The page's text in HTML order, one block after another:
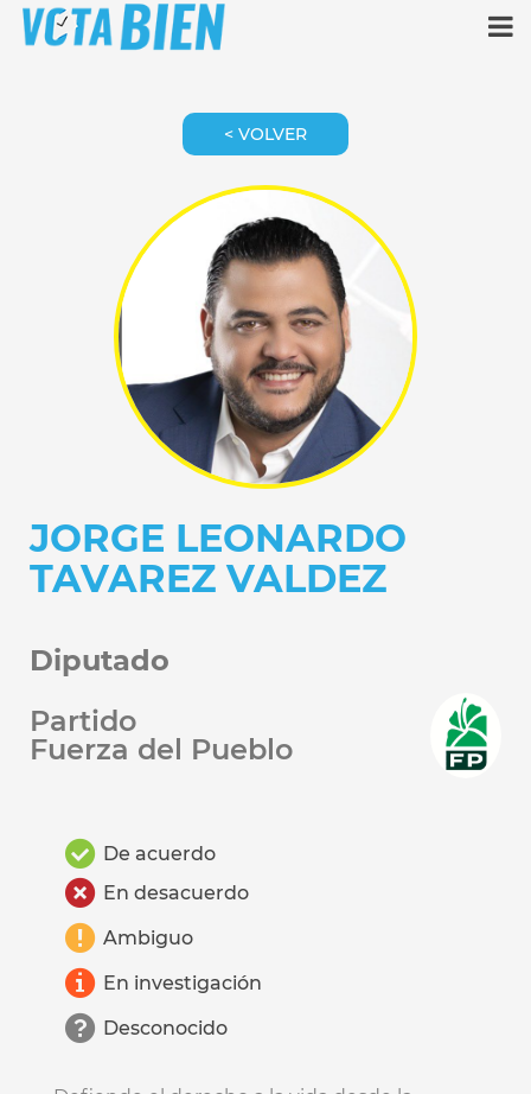
< VOLVER
JORGE LEONARDO
TAVAREZ VALDEZ
Diputado
Partido
Fuerza del Pueblo
De acuerdo
En desacuerdo
Ambiguo
En investigación
Desconocido